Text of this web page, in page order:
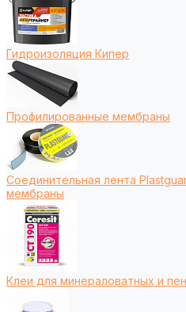
Гидроизоляция Кипер
Профилированные мембраны
Соединительная лента
мембраны
Клеи для минераловатных и